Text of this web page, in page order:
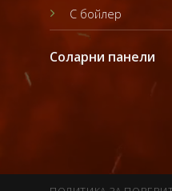
С бойлер
Соларни панели